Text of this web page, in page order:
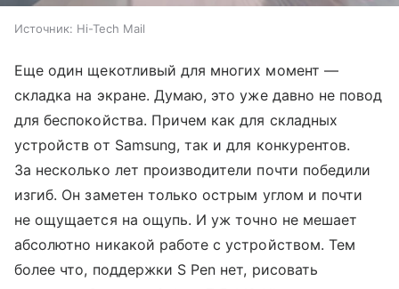
Источник: Hi-Tech Mail
Еще один щекотливый для многих момент —
складка на экране. Думаю, это уже давно не повод
для беспокойства. Причем как для складных
устройств от Samsung, так и для конкурентов.
За несколько лет производители почти победили
изгиб. Он заметен только острым углом и почти
не ощущается на ощупь. И уж точно не мешает
абсолютно никакой работе с устройством. Тем
более что, поддержки S Pen нет, рисовать